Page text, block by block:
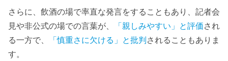
さらに、飲酒の場で率直な発言をすることもあり、記者会
見や非公式の場での言葉が、
「親しみやすい」と評価され
る一方で、
「慎重さに欠ける」と批判されることもありま
す。